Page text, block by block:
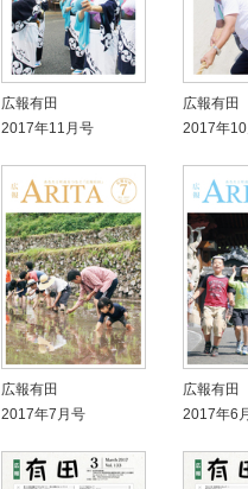
広報有田
2017年11月号
広報有田
2017年
広報有田
2017年7月号
広報有田
2017年6